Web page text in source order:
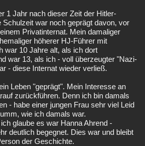
1 Jahr nach dieser Zeit der Hitler-
Schulzeit war noch geprägt davon, vor
Privatinternat. Mein damaliger
höherer HJ-Führer mit
war 10 Jahre alt, als ich dort
war 13, als ich - voll überzeugter "Nazi-
- diese Internat wieder verließ.
Leben "geprägt". Mein Interesse an
zurückführen. Denn ich bin damals
- habe einer jungen Frau sehr viel Leid
wie ich damals war.
glaube es war Hanna Ahrend -
deutlich begegnet. Dies war und bleibt
der Geschichte.